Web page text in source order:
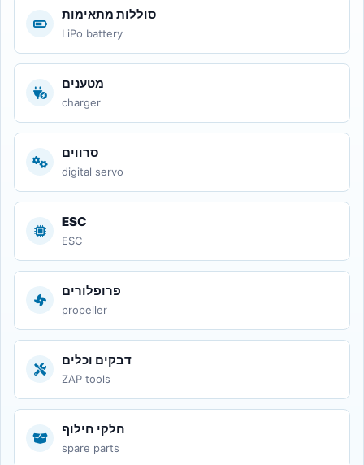
סוללות מתאימות
LiPo battery
מטענים
charger
סרווים
digital servo
ESC
ESC
פרופלורים
propeller
דבקים וכלים
ZAP tools
חלקי חילוף
spare parts